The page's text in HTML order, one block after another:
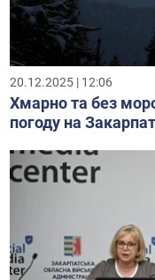
20.12.2025 | 12:06
Хмарно та без
погоду на